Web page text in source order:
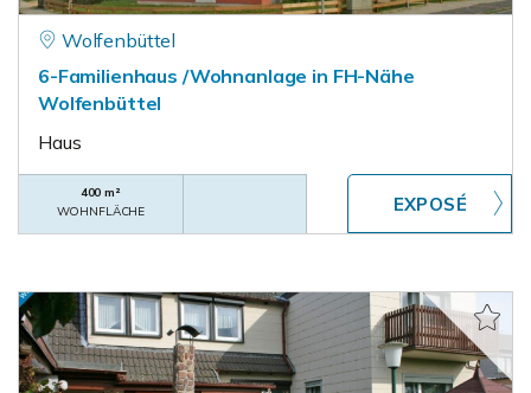
Wolfenbüttel
6-Familienhaus /Wohnanlage in FH-Nähe
Wolfenbüttel
Haus
400 m²
WOHNFLÄCHE